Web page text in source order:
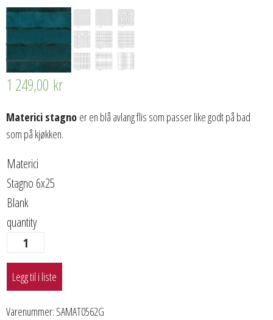
1 249,00 kr
Materici stagno er en blå avlang flis som passer like godt på bad
som på kjøkken.
Materici
Stagno 6x25
Blank
quantity
Legg til i liste
Varenummer: SAMAT0562G